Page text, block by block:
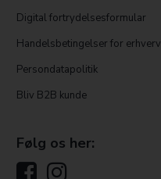
Digital fortrydelsesformular
Handelsbetingelser for erhverv
Persondatapolitik
Bliv B2B kunde
Følg os her: